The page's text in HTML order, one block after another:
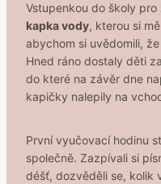
Vstupenkou do školy pro
kapka vody, kterou si
abychom si uvědomili,
Hned ráno dostaly děti
do které na závěr dne
kapičky nalepily na
První vyučovací hodinu
společně. Zazpívali si
déšť, dozvěděli se, kolik